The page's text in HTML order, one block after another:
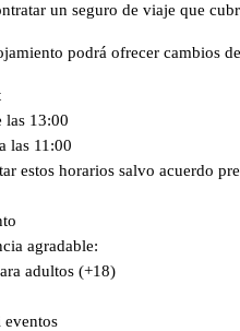
un seguro de viaje que
podrá ofrecer cambios
las 13:00
las 11:00
estos horarios salvo acuerdo
agradable:
adultos (+18)
eventos